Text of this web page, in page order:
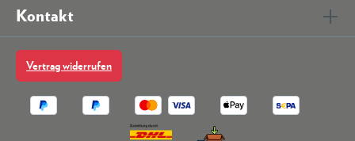
Kontakt
Vertrag widerrufen